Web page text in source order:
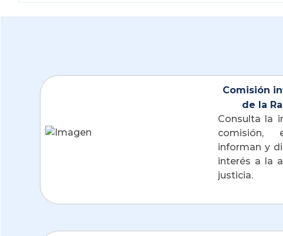
Comisión
de la
Consulta la
informan y
interés a la
justicia.